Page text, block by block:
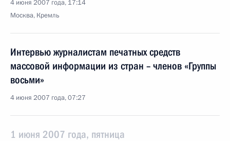
4 июня 2007 года, 17:14
Москва, Кремль
Интервью журналистам печатных средств
массовой информации из стран – членов «Группы
восьми»
4 июня 2007 года, 07:27
1 июня 2007 года, пятница